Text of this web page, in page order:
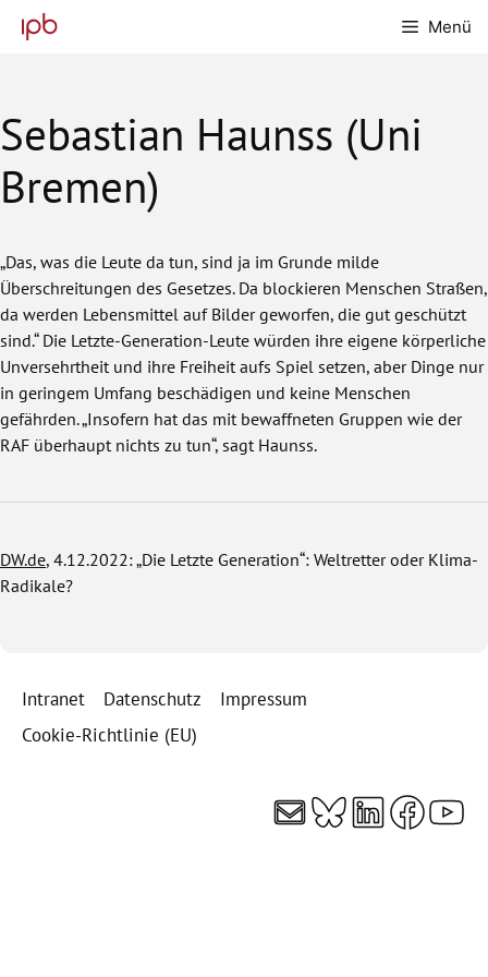
Inhalt
Menü
Sebastian Haunss (Uni
Bremen)
„Das, was die Leute da tun, sind ja im Grunde milde
Überschreitungen des Gesetzes. Da blockieren Menschen Straßen,
da werden Lebensmittel auf Bilder geworfen, die gut geschützt
sind.“ Die Letzte-Generation-Leute würden ihre eigene körperliche
Unversehrtheit und ihre Freiheit aufs Spiel setzen, aber Dinge nur
in geringem Umfang beschädigen und keine Menschen
gefährden. „Insofern hat das mit bewaffneten Gruppen wie der
RAF überhaupt nichts zu tun“, sagt Haunss.
DW.de, 4.12.2022: „Die Letzte Generation“: Weltretter oder Klima-
Radikale?
Intranet Datenschutz
Impressum
Cookie-Richtlinie (EU)
E-MailBluesky